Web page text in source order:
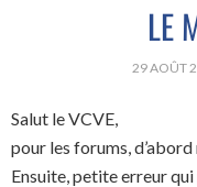
LE
29 AOÛT
Salut le VCVE,
pour les forums,
Ensuite, petite erreur